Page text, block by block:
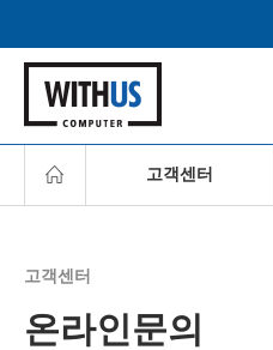
고객센터
고객센터
온라인문의